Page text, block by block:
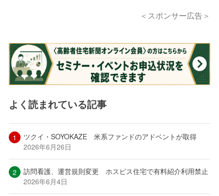
＜スポンサー広告＞
よく読まれている記事
ツクイ・SOYOKAZE 米系ファンドのアドベントが取得
2026年6月26日
訪問看護、運営規則変更 ホスピス住宅で有料紹介利用禁止
2026年6月4日